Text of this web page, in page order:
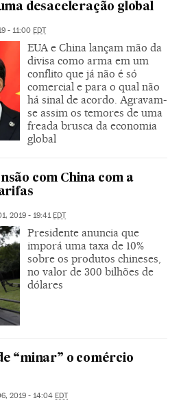
desaceleração global
- 11:00 EDT
EUA e China lançam mão da
divisa como arma em um
conflito que já não é só
comercial e para o qual não
há sinal de acordo. Agravam-
se assim os temores de uma
freada brusca da economia
global
com China com a
2019 - 19:41EDT
Presidente anuncia que
imporá uma taxa de 10%
sobre os produtos chineses,
no valor de 300 bilhões de
dólares
“minar” o comércio
2019 - 14:04 EDT